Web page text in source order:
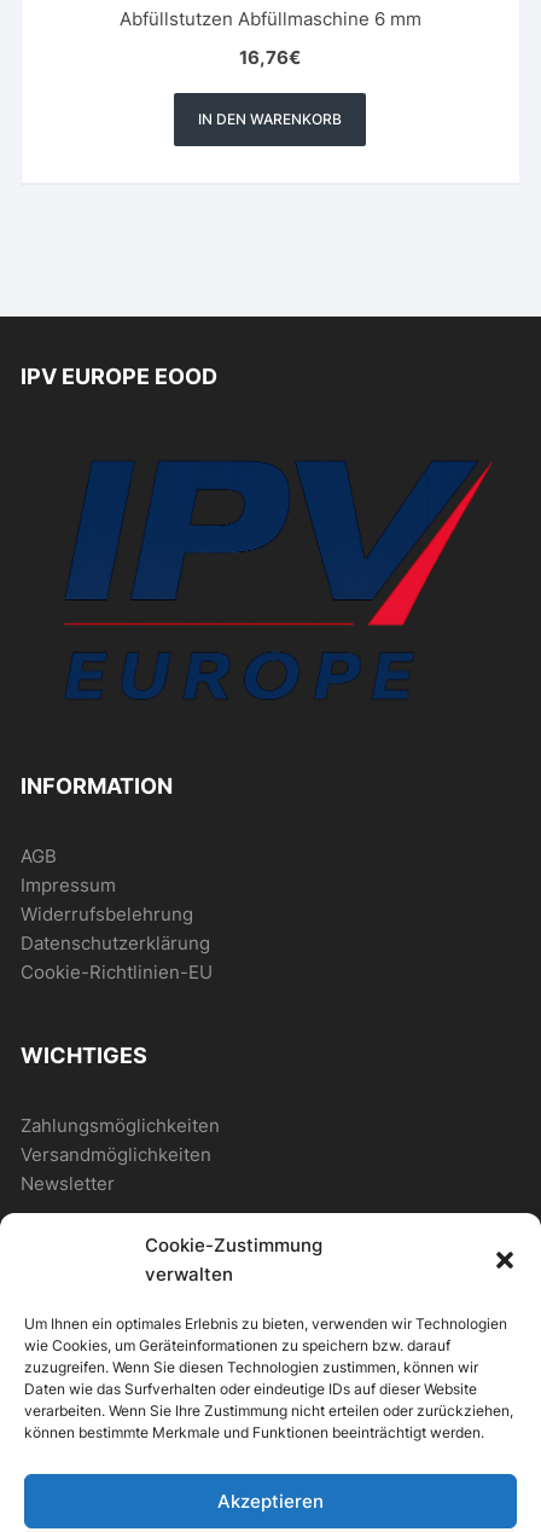
Cookie-Zustimmung
verwalten
Um Ihnen ein optimales Erlebnis zu bieten, verwenden wir Technologien
wie Cookies, um Geräteinformationen zu speichern bzw. darauf
zuzugreifen. Wenn Sie diesen Technologien zustimmen, können wir
Daten wie das Surfverhalten oder eindeutige IDs auf dieser Website
verarbeiten. Wenn Sie Ihre Zustimmung nicht erteilen oder zurückziehen,
können bestimmte Merkmale und Funktionen beeinträchtigt werden.
Akzeptieren
Abfüllstutzen Abfüllmaschine 6 mm
16,76€
IN DEN WARENKORB
IPV EUROPE EOOD
INFORMATION
AGB
Impressum
Widerrufsbelehrung
Datenschutzerklärung
Cookie-Richtlinien-EU
WICHTIGES
Zahlungsmöglichkeiten
Versandmöglichkeiten
Newsletter
Photostore
Photostore – Musterseite
Musterseite mit Shop
+49
(0)155